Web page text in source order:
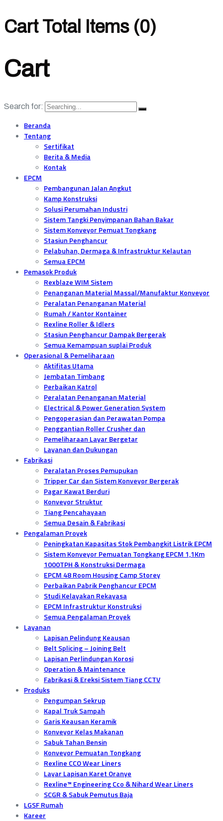
Cart Total Items (0)
Cart
Search for:
Beranda
Tentang
Sertifikat
Berita & Media
Kontak
EPCM
Pembangunan Jalan Angkut
Kamp Konstruksi
Solusi Perumahan Industri
Sistem Tangki Penyimpanan Bahan Bakar
Sistem Konveyor Pemuat Tongkang
Stasiun Penghancur
Pelabuhan, Dermaga & Infrastruktur Kelautan
Semua EPCM
Pemasok Produk
Rexblaze WIM Sistem
Penanganan Material Massal/Manufaktur Konveyor
Peralatan Penanganan Material
Rumah / Kantor Kontainer
Rexline Roller & Idlers
Stasiun Penghancur Dampak Bergerak
Semua Kemampuan suplai Produk
Operasional & Pemeliharaan
Aktifitas Utama
Jembatan Timbang
Perbaikan Katrol
Peralatan Penanganan Material
Electrical & Power Generation System
Pengoperasian dan Perawatan Pompa
Penggantian Roller Crusher dan
Pemeliharaan Layar Bergetar
Layanan dan Dukungan
Fabrikasi
Peralatan Proses Pemupukan
Tripper Car dan Sistem Konveyor Bergerak
Pagar Kawat Berduri
Konveyor Struktur
Tiang Pencahayaan
Semua Desain & Fabrikasi
Pengalaman Proyek
Peningkatan Kapasitas Stok Pembangkit Listrik EPCM
Sistem Konveyor Pemuatan Tongkang EPCM 1,1Km
1000TPH & Konstruksi Dermaga
EPCM 48 Room Housing Camp Storey
Perbaikan Pabrik Penghancur EPCM
Studi Kelayakan Rekayasa
EPCM Infrastruktur Konstruksi
Semua Pengalaman Proyek
Layanan
Lapisan Pelindung Keausan
Belt Splicing – Joining Belt
Lapisan Perlindungan Korosi
Operation & Maintenance
Fabrikasi & Ereksi Sistem Tiang CCTV
Produks
Pengumpan Sekrup
Kapal Truk Sampah
Garis Keausan Keramik
Konveyor Kelas Makanan
Sabuk Tahan Bensin
Konveyor Pemuatan Tongkang
Rexline CCO Wear Liners
Layar Lapisan Karet Oranye
Rexline™ Engineering Cco & Nihard Wear Liners
SCGR & Sabuk Pemutus Baja
LGSF Rumah
Kareer